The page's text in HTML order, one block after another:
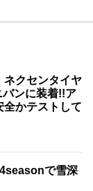
ネクセンタイヤ
ンに装着!!ア
全かテストして
で雪深